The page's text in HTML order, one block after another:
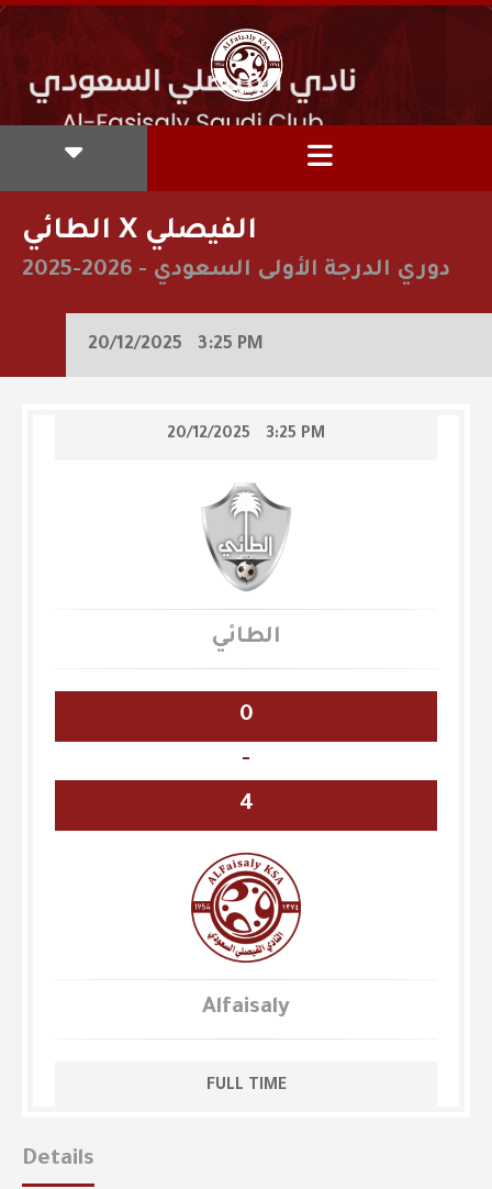
الطائي X الفيصلي
2025-2026 - دوري الدرجة الأولى السعودي
20/12/2025 3:25 PM
20/12/2025 3:25 PM
الطائي
0
-
4
Alfaisaly
FULL TIME
Details